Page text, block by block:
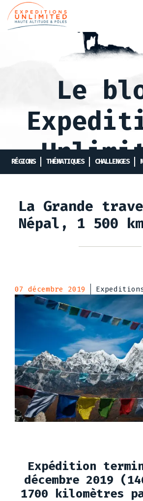
Aller
au
contenu
Le
RÉGIONS THÉMATIQUES CHALLENGES
La Grande
Népal, 1 500
07 décembre 2019
Expédition
décembre 2019
1700 kilomètres